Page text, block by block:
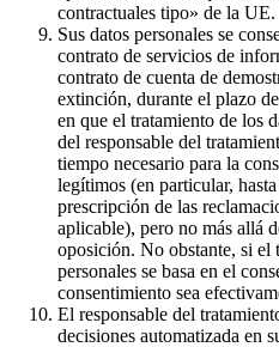
contractuales tipo» de la UE.
Sus datos personales se
contrato de servicios de
contrato de cuenta de
extinción, durante el plazo
en que el tratamiento de los
del responsable del
tiempo necesario para la
legítimos (en particular,
prescripción de las
aplicable), pero no más allá
oposición. No obstante, si el
personales se basa en el
consentimiento sea
El responsable del
decisiones automatizada en